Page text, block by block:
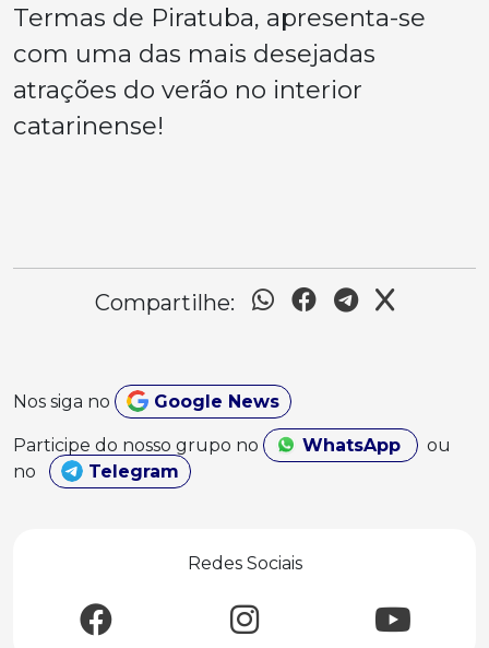
Termas de Piratuba, apresenta-se
com uma das mais desejadas
atrações do verão no interior
catarinense!
Compartilhe:
Nos siga no Google News
Participe do nosso grupo no WhatsApp
ou
no
Telegram
Redes Sociais